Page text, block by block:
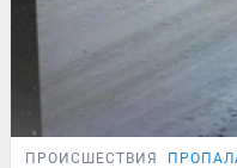
ПРОИСШЕСТВИЯ